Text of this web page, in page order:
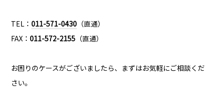
TEL：011-571-0430 （直通）
FAX：011-572-2155 （直通）
お困りのケースがございましたら、まずはお気軽にご相談くだ
さい。